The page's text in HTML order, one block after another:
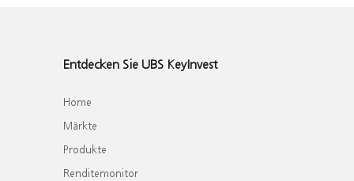
Entdecken Sie UBS KeyInvest
Home
Märkte
Produkte
Renditemonitor